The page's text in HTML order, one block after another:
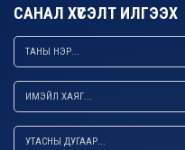
САНАЛ ХҮСЭЛТ ИЛГЭЭХ